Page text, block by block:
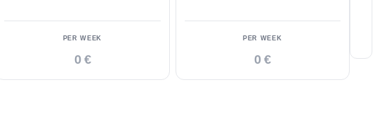
PER WEEK
0 €
PER WEEK
0 €